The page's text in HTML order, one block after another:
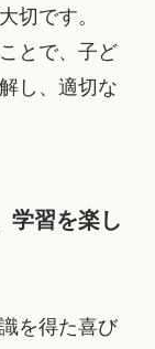
切です。
とで、子ど
し、適切な
学習を楽し
を得た喜び